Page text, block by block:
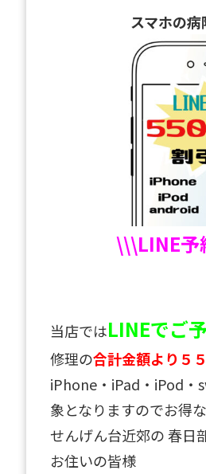
スマホの
\\\LINE
当店ではLINEでご
修理の合計金額より５
iPhone・iPad・iPod・
象となりますのでお得
せんげん台近郊の 春日
お住いの皆様